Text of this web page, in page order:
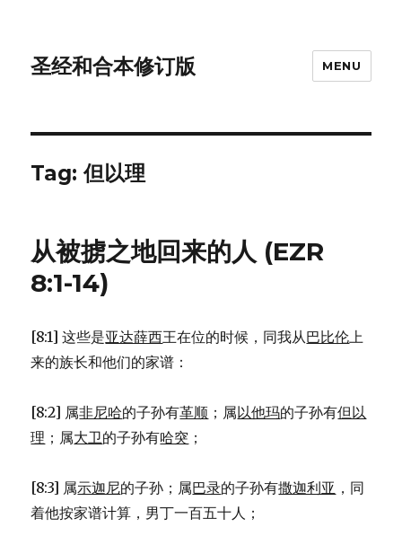
圣经和合本修订版 MENU
Tag: 但以理
从被掳之地回来的人 (EZR
8:1-14)
[8:1] 这些是亚达薛西王在位的时候，同我从巴比伦上
来的族长和他们的家谱：
[8:2] 属非尼哈的子孙有革顺 ；属以他玛的子孙有但以
理 ；属大卫的子孙有哈突 ；
[8:3] 属示迦尼的子孙；属巴录的子孙有撒迦利亚 ，同
着他按家谱计算，男丁一百五十人；